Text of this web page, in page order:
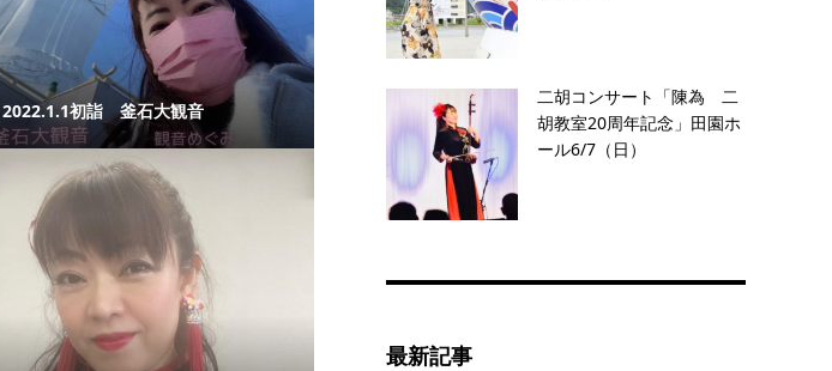
2022.1.1初詣 釜石大観音
二胡コンサート「陳為 二
胡教室20周年記念」田園ホ
ール6/7（日）
最新記事